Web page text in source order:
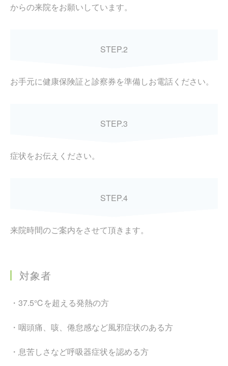
からの来院をお願いしています。
STEP.2
お手元に健康保険証と診察券を準備しお電話ください。
STEP.3
症状をお伝えください。
STEP.4
来院時間のご案内をさせて頂きます。
対象者
・37.5℃を超える発熱の方
・咽頭痛、咳、倦怠感など風邪症状のある方
・息苦しさなど呼吸器症状を認める方